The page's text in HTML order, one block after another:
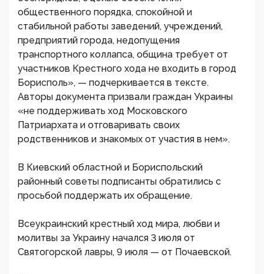
общественного порядка, спокойной и
стабильной работы заведений, учреждений,
предприятий города, недопущения
транспортного коллапса, община требует от
участников Крестного хода не входить в город
Борисполь», — подчеркивается в тексте.
Авторы документа призвали граждан Украины
«не поддерживать ход Московского
Патриархата и отговаривать своих
родственников и знакомых от участия в нем».
В Киевский областной и Бориспольский
районный советы подписанты обратились с
просьбой поддержать их обращение.
Всеукраинский крестный ход мира, любви и
молитвы за Украину начался 3 июля от
Святогорской лавры, 9 июля — от Почаевской.